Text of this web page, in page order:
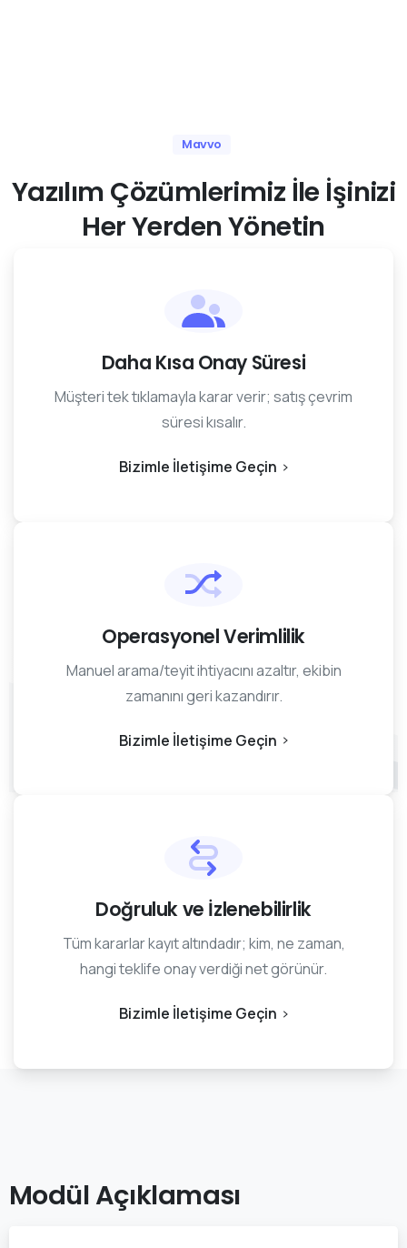
Mavvo
Yazılım Çözümlerimiz İle İşinizi
HerYerdenYönetin
Daha Kısa Onay Süresi
Müşteri tek tıklamayla karar verir; satış çevrim
süresi kısalır.
Bizimle İletişime Geçin
Operasyonel Verimlilik
Manuel arama/teyit ihtiyacını azaltır, ekibin
zamanını geri kazandırır.
Bizimle İletişime Geçin
Doğruluk ve İzlenebilirlik
Tüm kararlar kayıt altındadır; kim, ne zaman,
hangi teklife onay verdiği net görünür.
Bizimle İletişime Geçin
Modül Açıklaması